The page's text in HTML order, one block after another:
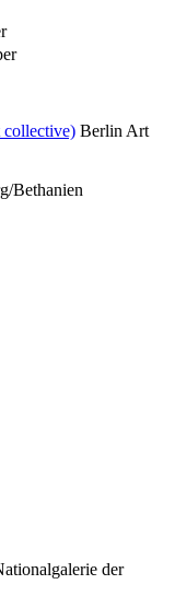
Berlin Art
Bethanien
der